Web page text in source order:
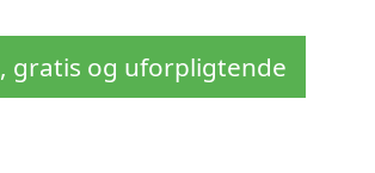
gratis og uforpligtende